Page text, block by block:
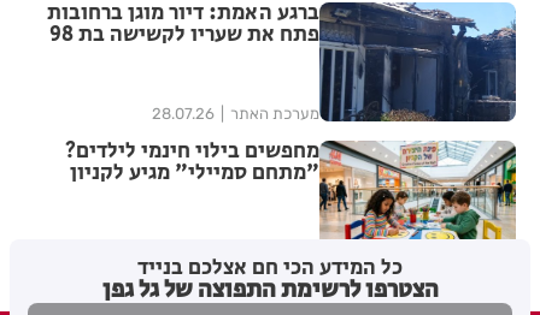
ברגע האמת: דיור מוגן ברחובות
פתח את שעריו לקשישה בת 98
מערכת האתר 28.07.26
מחפשים בילוי חינמי לילדים?
"מתחם סמיילי" מגיע לקניון
כל המידע הכי חם אצלכם בנייד
הצטרפו לרשימת התפוצה של גל גפן